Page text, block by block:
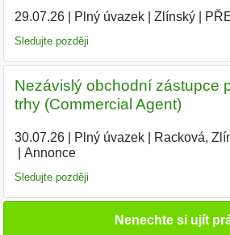
29.07.26| Plný úvazek| Zlínský|
Sledujte později
Nezávislý obchodní zástupce
trhy (Commercial Agent)
30.07.26| Plný úvazek| Racková,
Annonce
Sledujte později
Nenechte si ujít